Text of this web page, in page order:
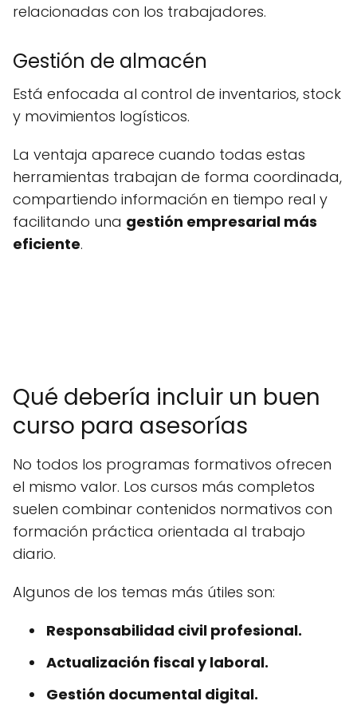
relacionadas con los trabajadores.
Gestión de almacén
Está enfocada al control de inventarios, stock
y movimientos logísticos.
La ventaja aparece cuando todas estas
herramientas trabajan de forma coordinada,
compartiendo información en tiempo real y
facilitando una gestión empresarial más
eficiente.
Qué debería incluir un buen
curso para asesorías
No todos los programas formativos ofrecen
el mismo valor. Los cursos más completos
suelen combinar contenidos normativos con
formación práctica orientada al trabajo
diario.
Algunos de los temas más útiles son:
Responsabilidad civil profesional.
Actualización fiscal y laboral.
Gestión documental digital.